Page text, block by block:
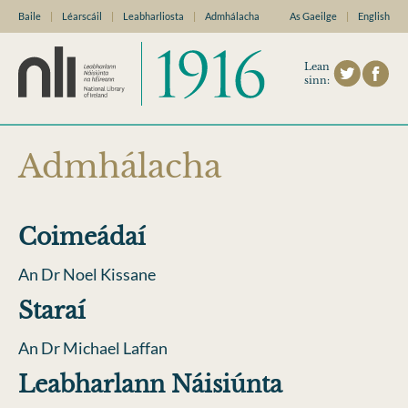
Baile | Léarscáil | Leabharliosta | Admhálacha As Gaeilge | English
Lean
sinn:
Admhálacha
Coimeádaí
An Dr Noel Kissane
Staraí
An Dr Michael Laffan
Leabharlann Náisiúnta